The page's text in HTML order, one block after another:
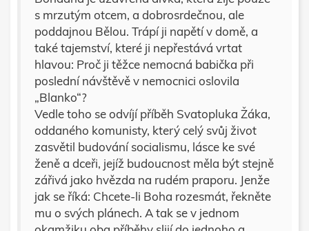
s mrzutým otcem, a dobrosrdečnou, ale
poddajnou Bělou. Trápí ji napětí v domě, a
také tajemství, které ji nepřestává vrtat
hlavou: Proč ji těžce nemocná babička při
poslední návštěvě v nemocnici oslovila
„Blanko“?
Vedle toho se odvíjí příběh Svatopluka Žáka,
oddaného komunisty, který celý svůj život
zasvětil budování socialismu, lásce ke své
ženě a dceři, jejíž budoucnost měla být stejně
zářivá jako hvězda na rudém praporu. Jenže
jak se říká: Chcete-li Boha rozesmát, řekněte
mu o svých plánech. A tak se v jednom